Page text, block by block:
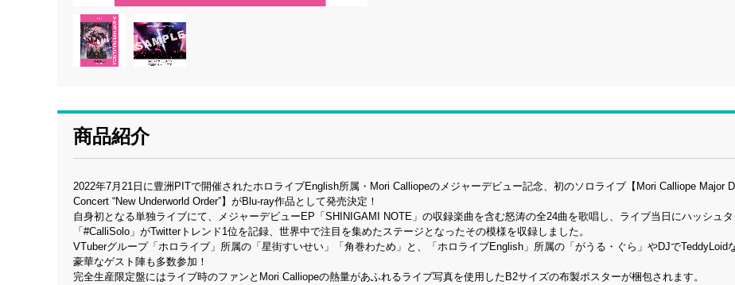
商品紹介
2022年7月21日に豊洲PITで開催されたホロライブEnglish所属・Mori Calliopeのメジャーデビュー記念、初のソロライブ【Mori Calliope Major
Concert “New Underworld Order”】がBlu-ray作品として発売決定！
自身初となる単独ライブにて、メジャーデビューEP「SHINIGAMI NOTE」の収録楽曲を含む怒涛の全24曲を歌唱し、ライブ当日にハッシュ
「#CalliSolo」がTwitterトレンド1位を記録、世界中で注目を集めたステージとなったその模様を収録しました。
VTuberグループ「ホロライブ」所属の「星街すいせい」「角巻わため」と、「ホロライブEnglish」所属の「がうる・ぐら」やDJでTeddyLoidな
豪華なゲスト陣も多数参加！
完全生産限定盤にはライブ時のファンとMori Calliopeの熱量があふれるライブ写真を使用したB2サイズの布製ポスターが梱包されます。